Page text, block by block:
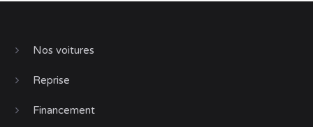
Nos voitures
Reprise
Financement